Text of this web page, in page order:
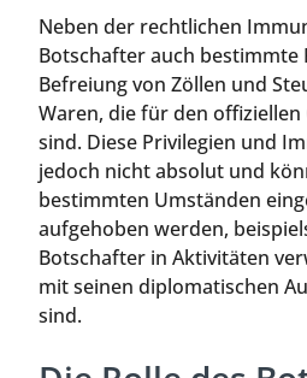
Neben der rechtlichen
Botschafter auch bestimmte
Befreiung von Zöllen und
Waren, die für den
sind. Diese Privilegien und
jedoch nicht absolut und
bestimmten Umständen
aufgehoben werden,
Botschafter in Aktivitäten
mit seinen diplomatischen
sind.